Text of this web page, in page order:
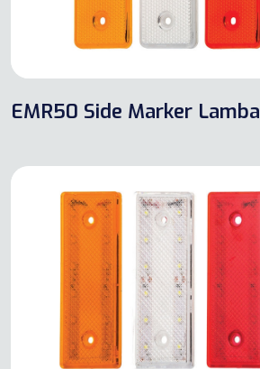
EMR50 Side Marker Lamba